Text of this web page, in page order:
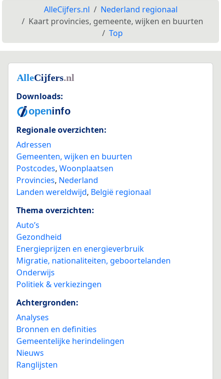
AlleCijfers.nl
Nederland regionaal
Kaart provincies, gemeente, wijken en buurten
Top
Downloads:
Regionale overzichten:
Adressen
Gemeenten, wijken en buurten
Postcodes, Woonplaatsen
Provincies, Nederland
Landen wereldwijd, België regionaal
Thema overzichten:
Auto’s
Gezondheid
Energieprijzen en energieverbruik
Migratie, nationaliteiten, geboortelanden
Onderwijs
Politiek & verkiezingen
Achtergronden:
Analyses
Bronnen en definities
Gemeentelijke herindelingen
Nieuws
Ranglijsten